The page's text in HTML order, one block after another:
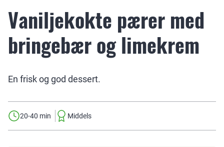
Vaniljekokte pærer med
bringebær og limekrem
En frisk og god dessert.
20-40 min Middels